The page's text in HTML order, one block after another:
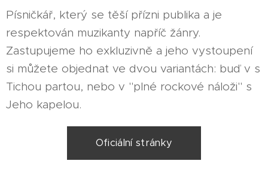
Písničkář, který se těší přízni publika a je
respektován muzikanty napříč žánry.
Zastupujeme ho exkluzivně a jeho vystoupení
si můžete objednat ve dvou variantách: buď v s
Tichou partou, nebo v "plné rockové náloži" s
Jeho kapelou.
Oficiální stránky